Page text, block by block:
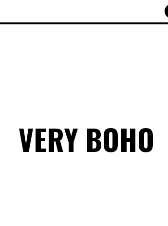
SOLAIRES ACCESSOIRES
VERY BOHO